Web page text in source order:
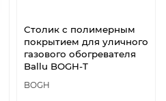
Столик с полимерным
покрытием для уличного
газового обогревателя
Ballu BOGH-T
BOGH